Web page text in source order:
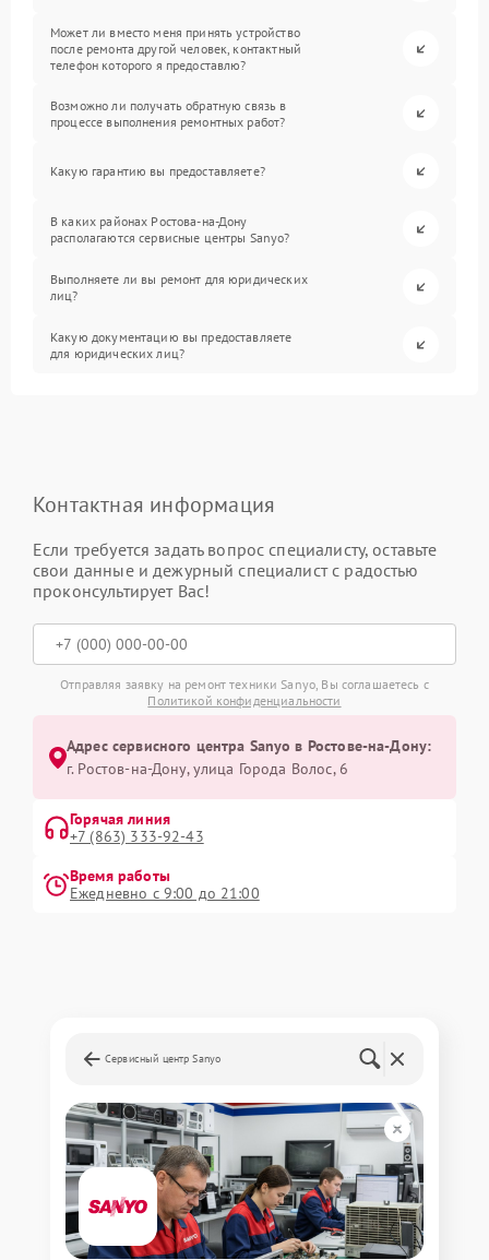
Может ли вместо меня принять устройство
после ремонта другой человек, контактный
телефон которого я предоставлю?
Возможно ли получать обратную связь в
процессе выполнения ремонтных работ?
Какую гарантию вы предоставляете?
В каких районах Ростова-на-Дону
располагаются сервисные центры Sanyo?
Выполняете ли вы ремонт для юридических
лиц?
Какую документацию вы предоставляете
для юридических лиц?
Контактная информация
Если требуется задать вопрос специалисту, оставьте
свои данные и дежурный специалист с радостью
проконсультирует Вас!
Отправляя заявку на ремонт техники Sanyo, Вы соглашаетесь с
Политикой конфиденциальности
Адрес сервисного центра Sanyo в Ростове-на-Дону:
г. Ростов-на-Дону, улица Города Волос, 6
Горячая линия
+7 (863) 333-92-43
Время работы
Ежедневно с 9:00 до 21:00
Сервисный центр Sanyo